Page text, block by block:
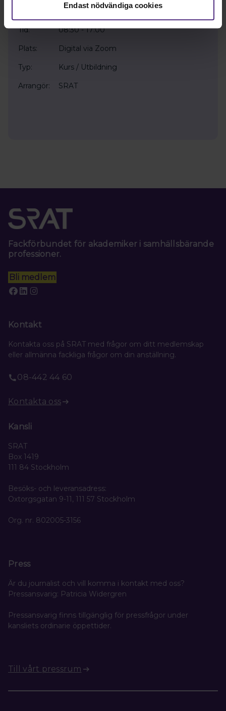
Endast nödvändiga cookies
17 november
Tid: 08:30 - 17:00
Plats: Digital via Zoom
Typ: Kurs / Utbildning
Arrangör: SRAT
Fackförbundet för akademiker i samhällsbärande
professioner.
Bli medlem
Kontakt
Kontakta oss på SRAT med frågor om ditt medlemskap
eller allmänna fackliga frågor om din anställning.
08-442 44 60
Kontakta oss
Kansli
SRAT
Box 1419
111 84 Stockholm
Besöks- och leveransadress:
Oxtorgsgatan 9-11, 111 57 Stockholm
Org. nr. 802005-3156
Press
Är du journalist och vill komma i kontakt med oss?
Pressansvarig: Patricia Widergren
Pressansvarig finns tillgänglig för pressfrågor under
kansliets ordinarie öppettider.
Till vårt pressrum